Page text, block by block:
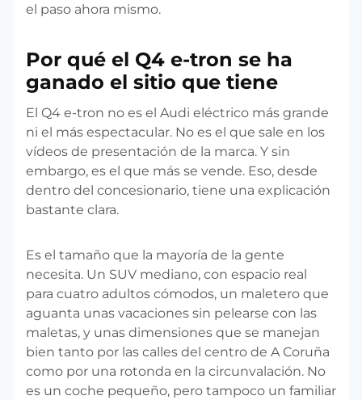
el paso ahora mismo.
Por qué el Q4 e-tron se ha
ganado el sitio que tiene
El Q4 e-tron no es el Audi eléctrico más grande
ni el más espectacular. No es el que sale en los
vídeos de presentación de la marca. Y sin
embargo, es el que más se vende. Eso, desde
dentro del concesionario, tiene una explicación
bastante clara.
Es el tamaño que la mayoría de la gente
necesita. Un SUV mediano, con espacio real
para cuatro adultos cómodos, un maletero que
aguanta unas vacaciones sin pelearse con las
maletas, y unas dimensiones que se manejan
bien tanto por las calles del centro de A Coruña
como por una rotonda en la circunvalación. No
es un coche pequeño, pero tampoco un familiar